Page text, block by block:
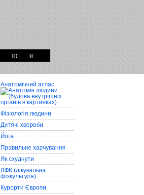
Ю Я
Анатомічний атлас
Фізіологія людини
Дитячі хвороби
Йога
Правильне харчування
Як схуднути
ЛФК (лікувальна
фізкультура)
Курорти Європи